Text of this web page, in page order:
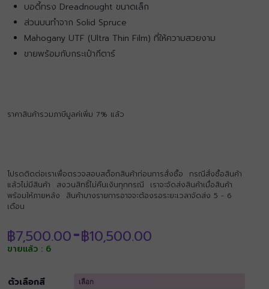
บอดี้ทรง Dreadnought ขนาดเล็ก
ส่วนบนทำจาก Solid Spruce
Mahogany UTF (Ultra Thin Film) ที่ให้ความสวยงาม
ขายพร้อมกับกระเป๋ากีตาร์
ราคาสินค้ารวมภาษีมูลค่เพิ่ม 7% แล้ว
โปรดติดต่อเราเพื่อตรวจสอบสต็อกสินค้าก่อนการสั่งซื้อ กรณีสั่งซื้อสินค้า
แล้วไม่มีสินค้า สงวนสิทธิ์ไม่คืนเงินทุกกรณี เราจะจัดส่งสินค้าเมื่อสินค้า
พร้อมให้ภายหลัง สินค้าบางรายการอาจจะต้องรอระยะเวลาจัดส่ง 5 - 6
เดือน
฿7,500.00–฿10,500.00
ขายแล้ว : 6
ตัวเลือกสี